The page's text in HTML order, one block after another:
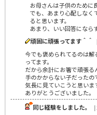
お母さんは子供のために
でも、あまり心配しなく
ると思います。
あまり、いい回答になら
頑固に頑張ってます＾＾
今でも褒められてるのは
ってます。
だから余計にお箸で頑張る
手のかからない子だったの
気長に見ていこうと思いま
ありがとうございました。
同じ経験をしました。
|